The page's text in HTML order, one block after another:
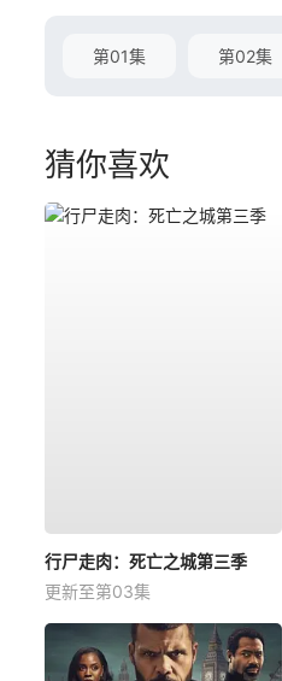
第01集 第02集
猜你喜欢
行尸走肉：死亡之城第三季
更新至第03集